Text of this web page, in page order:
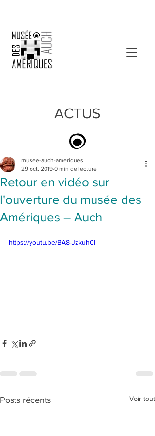
ACTUS
Retour en vidéo sur
l'ouverture du musée des
Amériques – Auch
musee-auch-ameriques
29 oct. 2019 0 min de lecture
https://youtu.be/BA8-Jzkuh0I
Posts récents Voir tout